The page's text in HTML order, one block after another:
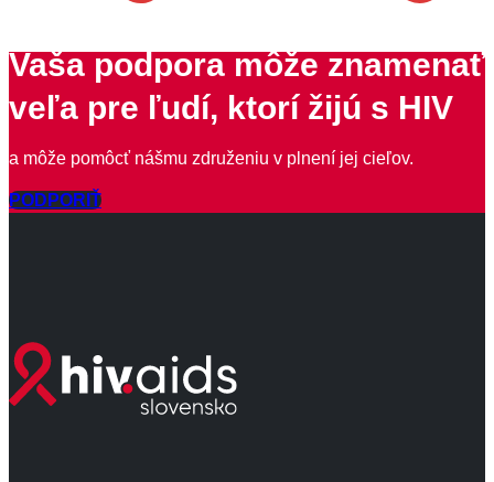
Vaša podpora môže znamenať
veľa pre ľudí, ktorí žijú s HIV
a môže pomôcť nášmu združeniu v plnení jej cieľov.
PODPORIŤ